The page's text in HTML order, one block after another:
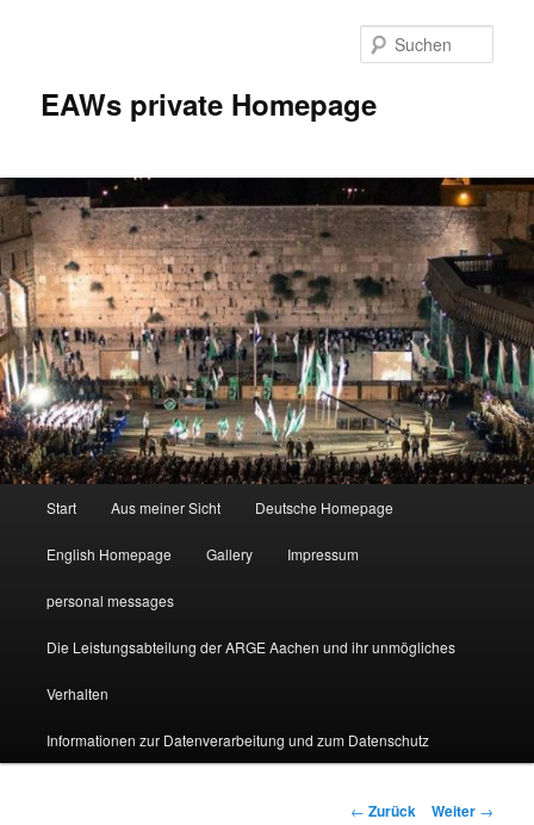
EAWs private Homepage
Start Aus meiner Sicht Deutsche Homepage
English Homepage Gallery Impressum
personal messages
Die Leistungsabteilung der ARGE Aachen und ihr unmögliches
Verhalten
Informationen zur Datenverarbeitung und zum Datenschutz
Beitragsnavigation
← Zurück Weiter →